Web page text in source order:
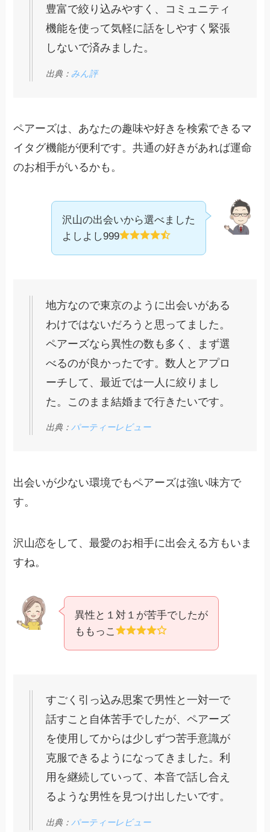
豊富で絞り込みやすく、コミュニティ
機能を使って気軽に話をしやすく緊張
しないで済みました。
出典： みん評
ペアーズは、あなたの趣味や好きを検索できるマ
イタグ機能が便利です。共通の好きがあれば運命
のお相手がいるかも。
沢山の出会いから選べました
よしよし999
地方なので東京のように出会いがある
わけではないだろうと思ってました。
ペアーズなら異性の数も多く、まず選
べるのが良かったです。数人とアプロ
ーチして、最近では一人に絞りまし
た。このまま結婚まで行きたいです。
出典：パーティーレビュー
出会いが少ない環境でもペアーズは強い味方で
す。
沢山恋をして、最愛のお相手に出会える方もいま
すね。
異性と１対１が苦手でしたが
ももっこ
すごく引っ込み思案で男性と一対一で
話すこと自体苦手でしたが、ペアーズ
を使用してからは少しずつ苦手意識が
克服できるようになってきました。利
用を継続していって、本音で話し合え
るような男性を見つけ出したいです。
出典： パーティーレビュー